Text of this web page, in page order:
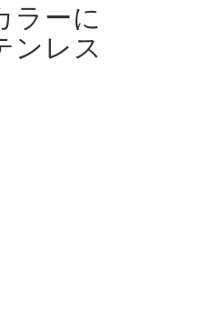
ラーに
ンレス